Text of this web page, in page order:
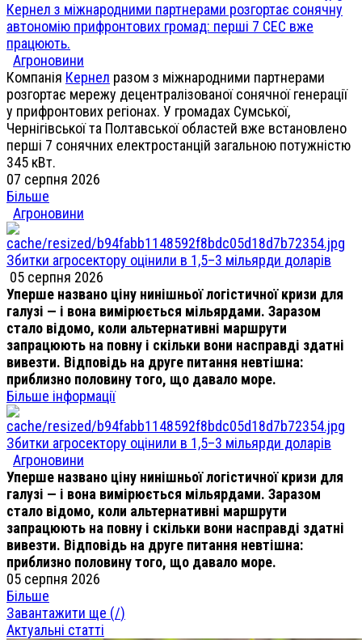
Кернел з міжнародними партнерами розгортає сонячну
автономію прифронтових громад: перші 7 СЕС вже
працюють.
Агроновини
Компанія Кернел разом з міжнародними партнерами
розгортає мережу децентралізованої сонячної генерації
у прифронтових регіонах. У громадах Сумської,
Чернігівської та Полтавської областей вже встановлено
перші 7 сонячних електростанцій загальною потужністю
345 кВт.
07 серпня 2026
Більше
Агроновини
Збитки агросектору оцінили в 1,5–3 мільярди доларів
05 серпня 2026
Уперше названо ціну нинішньої логістичної кризи для
галузі — і вона вимірюється мільярдами. Заразом
стало відомо, коли альтернативні маршрути
запрацюють на повну і скільки вони насправді здатні
вивезти. Відповідь на друге питання невтішна:
приблизно половину того, що давало море.
Більше інформації
Збитки агросектору оцінили в 1,5–3 мільярди доларів
Агроновини
Уперше названо ціну нинішньої логістичної кризи для
галузі — і вона вимірюється мільярдами. Заразом
стало відомо, коли альтернативні маршрути
запрацюють на повну і скільки вони насправді здатні
вивезти. Відповідь на друге питання невтішна:
приблизно половину того, що давало море.
05 серпня 2026
Більше
Завантажити ще (/)
Актуальні статті